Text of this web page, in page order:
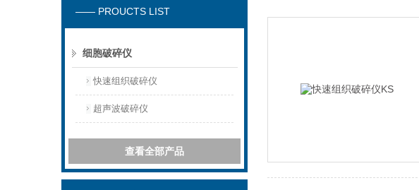
上海万柏生物科技有限公司
—— PROUCTS LIST
细胞破碎仪
快速组织破碎仪
超声波破碎仪
查看全部产品